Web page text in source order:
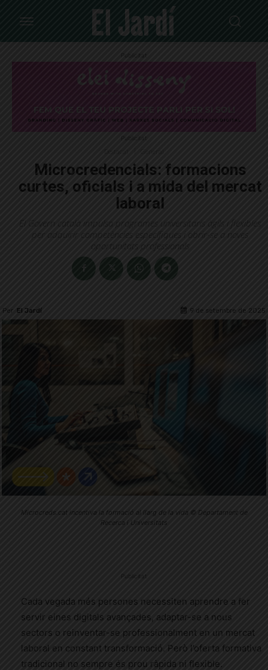
Publicitat
Publicitat
Microcredencials: formacions
curtes, oficials i a mida del mercat
laboral
El Govern català impulsa programes universitaris àgils i flexibles
per adquirir competències específiques i obrir-se a noves
oportunitats professionals
Per El Jardí 9 de setembre de 2025
Microcreds.cat incentiva la formació al llarg de la vida © Departament de
Recerca i Universitats
Publicitat
Cada vegada més persones necessiten aprendre a fer
servir eines digitals avançades, adaptar-se a nous
sectors o reinventar-se professionalment en un mercat
laboral en constant transformació. Però l’oferta formativa
tradicional no sempre és prou ràpida ni flexible.